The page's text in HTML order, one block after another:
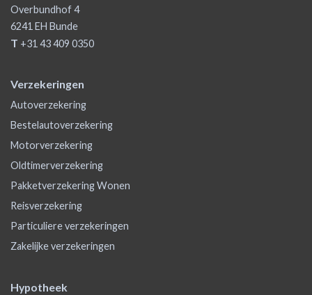
Overbundhof 4
6241 EH Bunde
T +31 43 409 0350
Verzekeringen
Autoverzekering
Bestelautoverzekering
Motorverzekering
Oldtimerverzekering
Pakketverzekering Wonen
Reisverzekering
Particuliere verzekeringen
Zakelijke verzekeringen
Hypotheek